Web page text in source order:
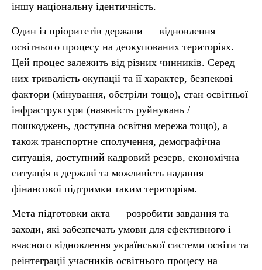
іншу національну ідентичність.
Один із пріоритетів держави — відновлення
освітнього процесу на деокупованих територіях.
Цей процес залежить від різних чинників. Серед
них тривалість окупації та її характер, безпекові
фактори (мінування, обстріли тощо), стан освітньої
інфраструктури (наявність руйнувань /
пошкоджень, доступна освітня мережа тощо), а
також транспортне сполучення, демографічна
ситуація, доступний кадровий резерв, економічна
ситуація в державі та можливість надання
фінансової підтримки таким територіям.
Мета підготовки акта — розробити завдання та
заходи, які забезпечать умови для ефективного і
вчасного відновлення української системи освіти та
реінтеграції учасників освітнього процесу на